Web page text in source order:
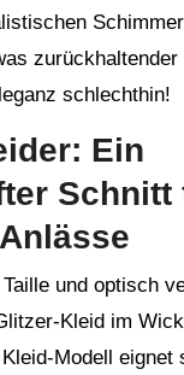
zurückhaltender
schlechthin!
Ein
Schnitt
und optisch
Kleid im
Modell eignet